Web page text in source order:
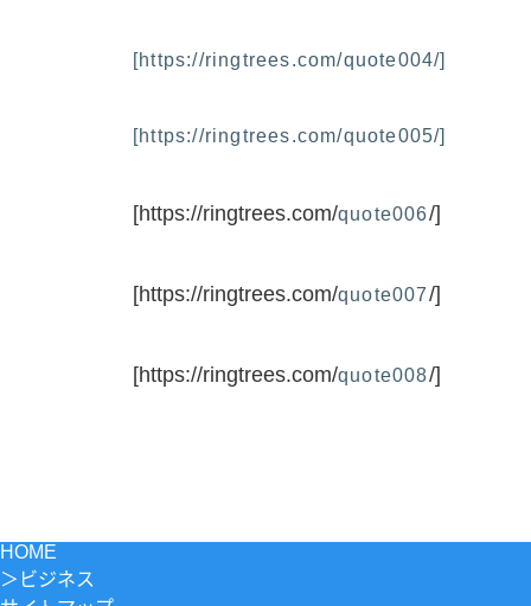
[https://ringtrees.com/quote004/]
[https://ringtrees.com/quote005/]
[https://ringtrees.com/quote006/]
[https://ringtrees.com/quote007/]
[https://ringtrees.com/quote008/]
HOME
＞ ビジネス